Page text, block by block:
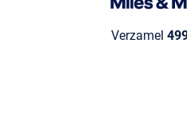
Verzamel